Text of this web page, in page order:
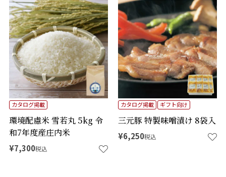
環境配慮米 雪若丸 5kg 令
和7年度産庄内米
カタログ掲載
¥7,300税込
三元豚 特製味噌漬け 8袋入
カタログ掲載 ギフト向け
¥6,250税込